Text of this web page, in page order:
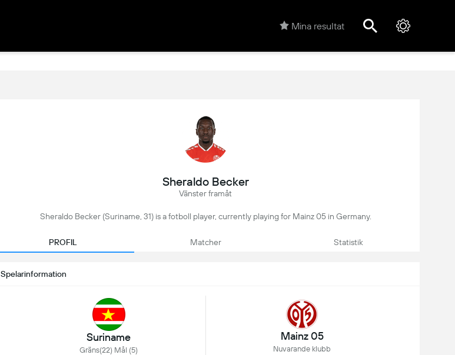
Mina resultat
Sheraldo Becker
Vänster framåt
Sheraldo Becker (Suriname, 31) is a fotboll player, currently playing for Mainz 05 in Germany.
PROFIL Matcher Statistik
Spelarinformation
Suriname
Gräns(22) Mål (5)
Mainz 05
Nuvarande klubb